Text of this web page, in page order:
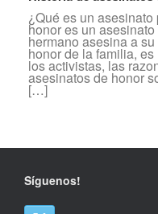
¿Qué es un
honor es un
hermano asesina a
honor de la familia,
los activistas, las
asesinatos de honor
[…]
Síguenos!